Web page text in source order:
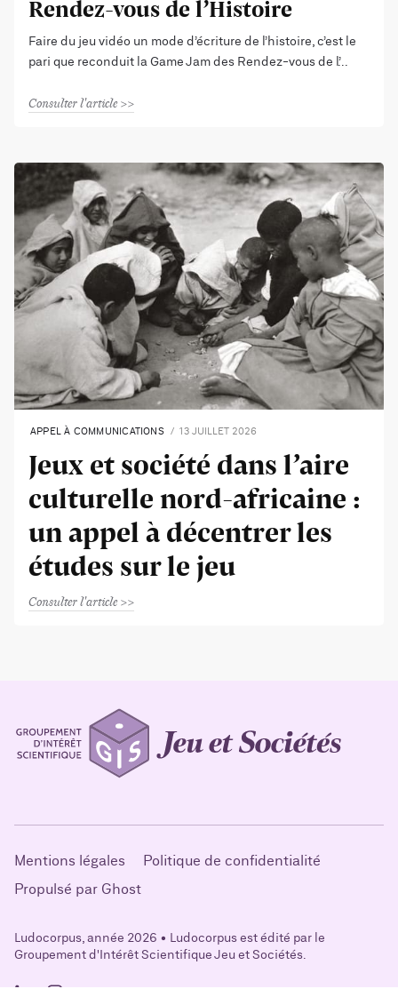
Rendez-vous de l’Histoire
Faire du jeu vidéo un mode d’écriture de l’histoire, c’est le
pari que reconduit la Game Jam des Rendez-vous de l’
Consulter l'article
APPEL À COMMUNICATIONS 13 JUILLET 2026
Jeux et société dans l’aire
culturelle nord-africaine :
un appel à décentrer les
études sur le jeu
Consulter l'article
Mentions légales
Politique de confidentialité
Propulsé par Ghost
Ludocorpus, année 2026 • Ludocorpus est édité par le
Groupement d'Intérêt Scientifique Jeu et Sociétés.